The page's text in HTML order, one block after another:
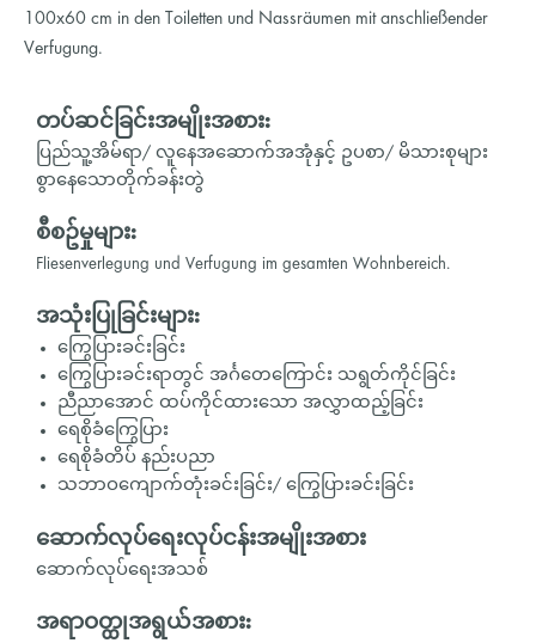
100x60 cm in den Toiletten und Nassräumen mit anschließender
Verfugung.
တပ်ဆင်ခြင်းအမျိုးအစား:
ပြည်သူ့အိမ်ရာ/ လူနေအဆောက်အအုံနှင့် ဥပစာ/ မိသားစုများ
စွာနေသောတိုက်ခန်းတွဲ
စီစဥ်မှုများ:
Fliesenverlegung und Verfugung im gesamten Wohnbereich.
အသုံးပြုခြင်းများ:
ကြွေပြားခင်းခြင်း
ကြွေပြားခင်းရာတွင် အင်္ဂတေကြောင်း သရွတ်ကိုင်ခြင်း
ညီညာအောင် ထပ်ကိုင်ထားသော အလွှာထည့်ခြင်း
ရေစိုခံကြွေပြား
ရေစိုခံတိပ် နည်းပညာ
သဘာဝကျောက်တုံးခင်းခြင်း/ ကြွေပြားခင်းခြင်း
ဆောက်လုပ်ရေးလုပ်ငန်းအမျိုးအစား
ဆောက်လုပ်ရေးအသစ်
အရာဝတ္ထုအရွယ်အစား: